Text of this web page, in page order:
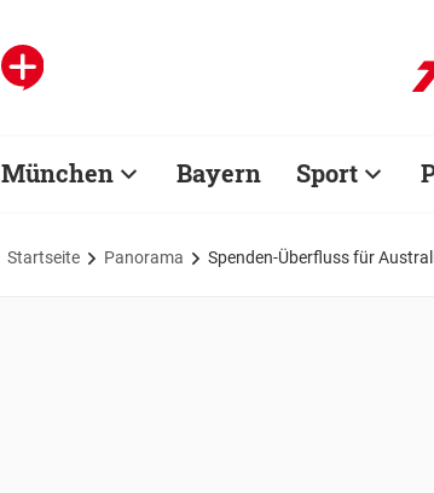
München Bayern Sport
Startseite Panorama Spenden-Überfluss für